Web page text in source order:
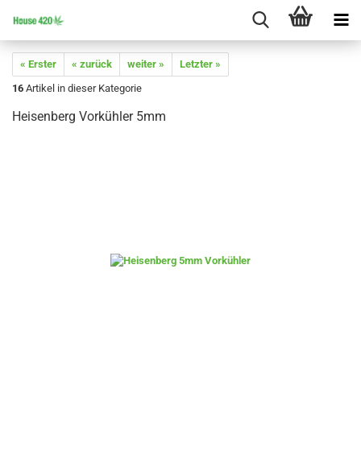
« Erster « zurück weiter »
Letzter »
16 Artikel in dieser Kategorie
Heisenberg Vorkühler 5mm